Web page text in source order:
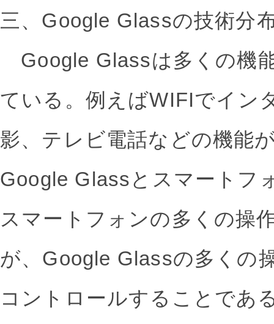
三、Google Glassの技術分
Google Glassは多くの機
ている。例えばWIFIでイン
影、テレビ電話などの機能
Google Glassとスマートフ
スマートフォンの多くの操
が、Google Glassの多くの
コントロールすることであ